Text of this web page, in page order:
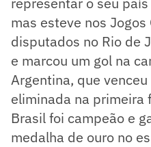
mas esteve nos
disputados no Rio de
e marcou um gol na
Argentina, que
eliminada na primeira
Brasil foi campeão e
medalha de ouro no